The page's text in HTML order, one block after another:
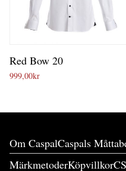
Red Bow 20
999,00kr
Om CaspalCaspals
MärkmetoderKöpvillkor